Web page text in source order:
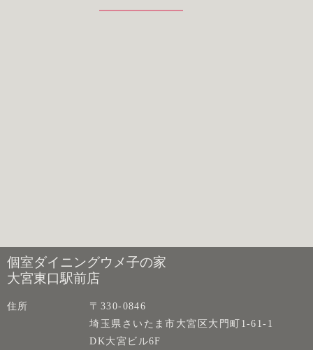
個室ダイニングウメ子の家
大宮東口駅前店
住所
〒330-0846
埼玉県さいたま市大宮区大門町1-61-1
DK大宮ビル6F